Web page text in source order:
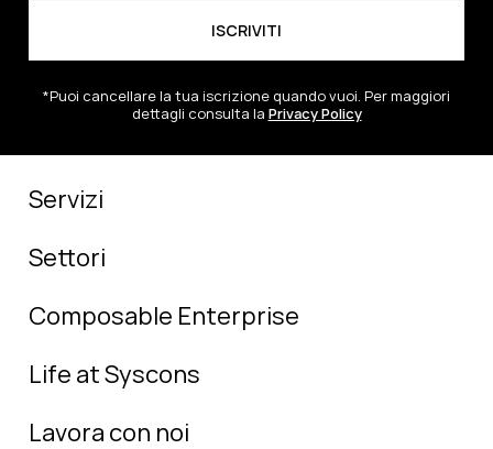
*Puoi cancellare la tua iscrizione quando vuoi. Per maggiori
dettagli consulta la Privacy Policy
Servizi
Settori
Composable Enterprise
Life at Syscons
Lavora con noi